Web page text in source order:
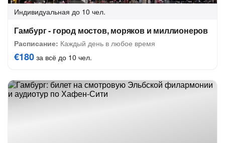
Индивидуальная до 10 чел.
Гамбург - город мостов, моряков и миллионеров
Расписание: Каждый день в любое время
€180 за всё до 10 чел.